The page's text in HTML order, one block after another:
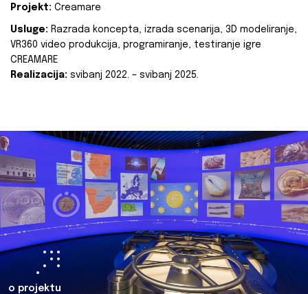
Projekt: Creamare
Usluge: Razrada koncepta, izrada scenarija, 3D modeliranje,
VR360 video produkcija, programiranje, testiranje igre
CREAMARE
Realizacija: svibanj 2022. – svibanj 2025.
o projektu